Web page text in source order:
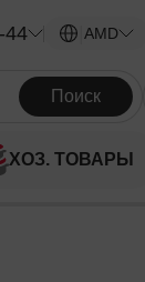
44 AMD
Поиск
ХОЗ. ТОВАРЫ